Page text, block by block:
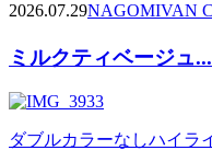
2026.07.29NAGOMIVAN
ミルクティベージュ...
ダブルカラーなしハイラ